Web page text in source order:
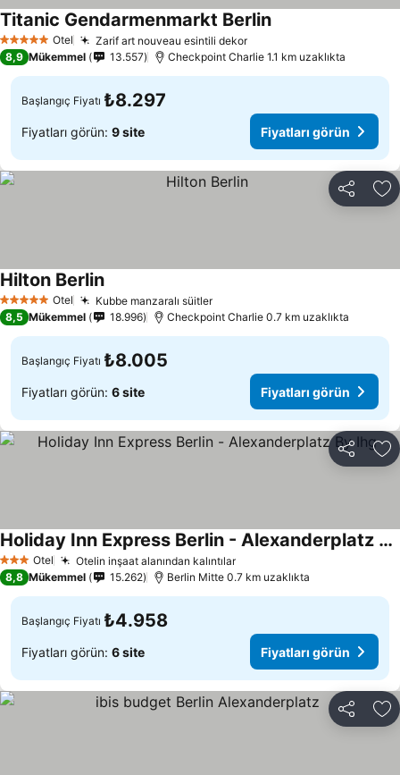
5 Yıldız Otel Zarif art nouveau esintili dekor
Titanic Gendarmenmarkt Berlin
8,9 Mükemmel 13.557 Checkpoint Charlie 1.1 km uzaklıkta
Başlangıç Fiyatı ₺8.297
Fiyatları görün: 9 site Fiyatları görün
Paylaş
5 Yıldız Otel Kubbe manzaralı süitler
Hilton Berlin
8,5 Mükemmel 18.996 Checkpoint Charlie 0.7 km uzaklıkta
Başlangıç Fiyatı ₺8.005
Fiyatları görün: 6 site Fiyatları görün
Paylaş
3 YıldızOtel Otelin inşaat alanından kalıntılar
Holiday Inn Express Berlin - Alexanderplatz By Ihg
8,8 Mükemmel 15.262 Berlin Mitte 0.7 km uzaklıkta
Başlangıç Fiyatı ₺4.958
Fiyatları görün: 6 site Fiyatları görün
Paylaş